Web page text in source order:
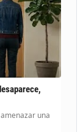
una